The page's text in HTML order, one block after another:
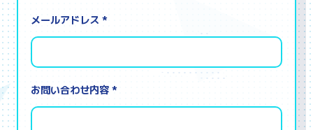
メールアドレス *
お問い合わせ内容 *